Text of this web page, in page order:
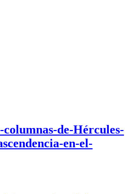
de-Hércules-
en-el-